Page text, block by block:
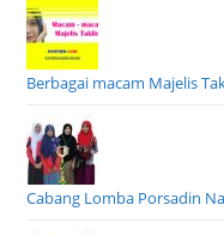
Berbagai macam Majelis
Cabang Lomba Porsadin